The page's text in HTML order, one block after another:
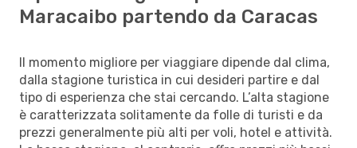
Maracaibo partendo da Caracas
Il momento migliore per viaggiare dipende dal clima,
dalla stagione turistica in cui desideri partire e dal
tipo di esperienza che stai cercando. L’alta stagione
è caratterizzata solitamente da folle di turisti e da
prezzi generalmente più alti per voli, hotel e attività.